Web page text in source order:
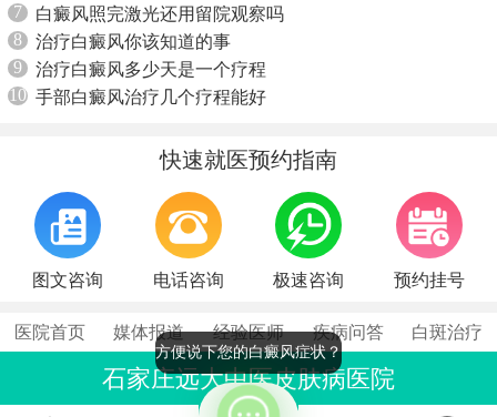
7
白癜风照完激光还用留院观察吗
8
治疗白癜风你该知道的事
9
治疗白癜风多少天是一个疗程
10 手部白癜风治疗几个疗程能好
快速就医预约指南
图文咨询 电话咨询 极速咨询 预约挂号
医院首页 媒体报道 经验医师 疾病问答 白斑治疗
石家庄远大中医皮肤病医院
方便说下您的白癜风症状？